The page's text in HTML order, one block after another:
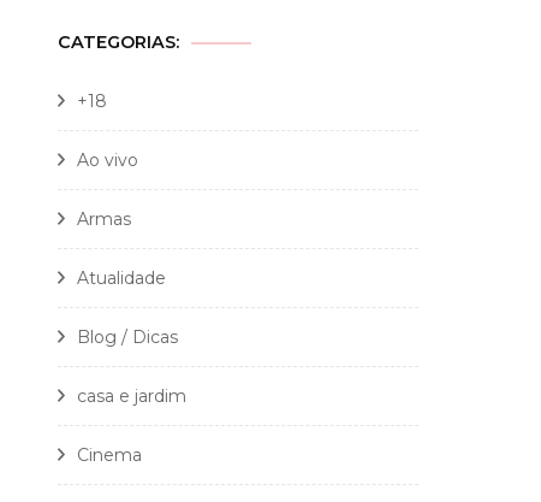
CATEGORIAS:
+18
Ao vivo
Armas
Atualidade
Blog / Dicas
casa e jardim
Cinema